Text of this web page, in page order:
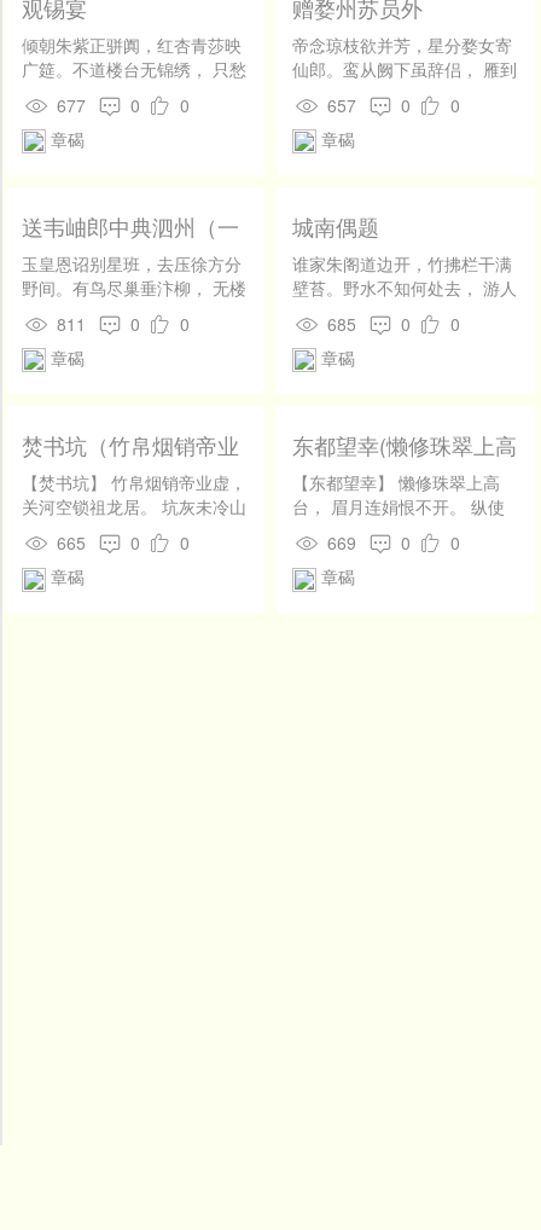
观锡宴
倾朝朱紫正骈阗，红杏青莎映
广筵。不道楼台无锦绣， 只愁
尘土扑神仙。鱼衔嫩草浮池
面，蝶趁飞花到酒边。 日暮骅
骝相拥去，几人沉醉失金鞭。
677 0
0
章碣
赠婺州苏员外
帝念琼枝欲并芳，星分婺女寄
仙郎。鸾从阙下虽辞侣， 雁到
江都却续行。烟月一时搜古
句，山川两地植甘棠。 即看龙
虎西归去，便佐羲轩活万方。
657 0
0
章碣
送韦岫郎中典泗州（一
作癸丑岁毗陵会中贻同
老）
玉皇恩诏别星班，去压徐方分
野间。有鸟尽巢垂汴柳， 无楼
不到隔淮山。旌旗渐向行时
拥，案牍应从到日闲。 想忆朝
天独吟坐，旋飞新作过秦关。
811 0
0
章碣
城南偶题
谁家朱阁道边开，竹拂栏干满
壁苔。野水不知何处去， 游人
却是等闲来。南山气耸分红
树，北阙风高隔紫苔。 可惜登
临好光景，五门须听鼓声回。
685 0
0
章碣
焚书坑（竹帛烟销帝业
虚）
【焚书坑】 竹帛烟销帝业虚，
关河空锁祖龙居。 坑灰未冷山
东乱， 刘项原来不读书。
665 0
0
章碣
东都望幸(懒修珠翠上高
台)
【东都望幸】 懒修珠翠上高
台， 眉月连娟恨不开。 纵使
东巡也无益， 君王自领美人
来。 669 0
0
章碣